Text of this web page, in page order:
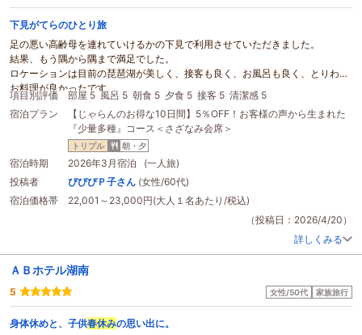
に美味しそうなメニューのオンパレードでした！
食べてみて更にその美味しさに皆が感動でした。バイキングだとどうしても一
ともに花丸でした。
朝ご飯もスクランブルエッグを始め美味しいものばかりでした。
温泉は、泉質も良く空いていたのでゆっくり入れて、清潔感もあり◎でした。
卓球が少しの料金で楽しめたので、私と末っ子以外の４人で本気で楽しんでま
した！
予想以上に食事がとても良く、楽しい旅行になりました。ありがとうございま
した。また滋賀に旅行に行く際は利用させて頂きたいです。
下見がてらのひとり旅
足の悪い高齢母を連れていけるかの下見で利用させていただきました。
結果、もう隅から隅まで満足でした。
ロケーションは目前の琵琶湖が美しく、接客も良く、お風呂も良く、とりわけ
お料理が良かったです。
少量プランはひとり旅を趣味にする者としてはありがたいです。
盛り付けも心を込めてるのがわかりますし、レストランスタッフさんの絶妙な
接客も素晴らしいです。
春休みなどは家族連れで賑やかになりそうですね。
次は母と主人と伺います。
きっと満足するだろうと思います。
お世話になりました。ありがとうございます。
項目別評価 部屋 5 風呂 5 朝食 5 夕食 5 接客 5 清潔感 5
宿泊プラン
【じゃらんのお得な10日間】5％OFF！お客様の声から生まれた
『少量多種』コース＜さざなみ会席＞
トリプル 朝・夕
宿泊時期
2026年3月宿泊 (一人旅)
投稿者
ぴぴぴＰ子さん (女性/60代)
宿泊価格帯
22,001～23,000円(大人１名あたり/税込)
（投稿日：2026/4/20）
詳しくみる
ＡＢホテル湖南
5 女性/50代 家族旅行
身体休めと、子供春休みの思い出に。